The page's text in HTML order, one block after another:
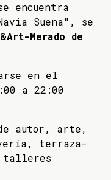
encuentra
Suena", se
Merado de
en el
a 22:00
autor, arte,
terraza-
talleres